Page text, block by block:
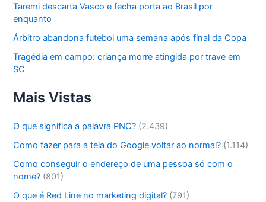
Taremi descarta Vasco e fecha porta ao Brasil por
enquanto
Árbitro abandona futebol uma semana após final da Copa
Tragédia em campo: criança morre atingida por trave em
SC
Mais Vistas
O que significa a palavra PNC? (2.439)
Como fazer para a tela do Google voltar ao normal? (1.114)
Como conseguir o endereço de uma pessoa só com o
nome? (801)
O que é Red Line no marketing digital? (791)